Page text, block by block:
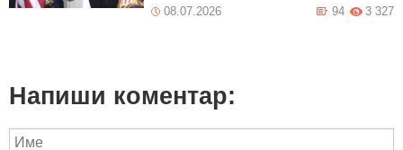
08.07.2026 3 327
94
Напиши коментар: